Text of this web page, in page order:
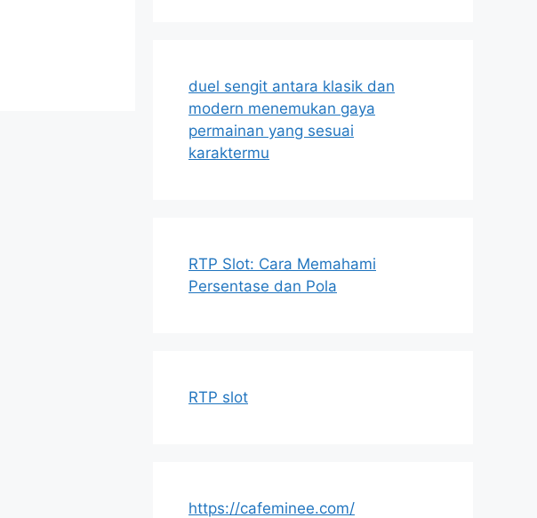
duel sengit antara klasik dan
modern menemukan gaya
permainan yang sesuai
karaktermu
RTP Slot: Cara Memahami
Persentase dan Pola
RTP slot
https://cafeminee.com/